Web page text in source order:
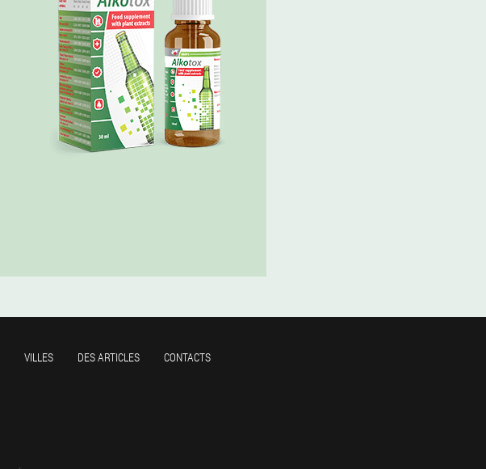
VILLES DES ARTICLES CONTACTS